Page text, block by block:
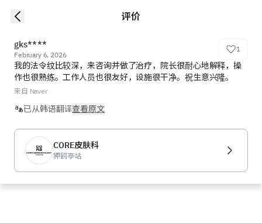
评价
gks****
February 6, 2026
1
我的法令纹比较深，来咨询并做了治疗，院长很耐心地解释，操
作也很熟练。工作人员也很友好，设施很干净。祝生意兴隆。
来自 Naver
已从韩语翻译查看原文
CORE皮肤科
狎鸥亭站